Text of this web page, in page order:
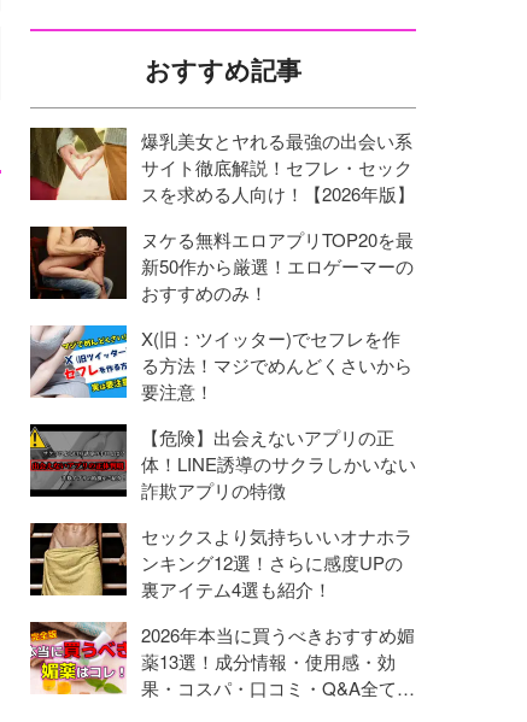
おすすめ記事
爆乳美女とヤれる最強の出会い系
サイト徹底解説！セフレ・セック
スを求める人向け！【2026年版】
ヌケる無料エロアプリTOP20を最
新50作から厳選！エロゲーマーの
おすすめのみ！
X(旧：ツイッター)でセフレを作
る方法！マジでめんどくさいから
要注意！
【危険】出会えないアプリの正
体！LINE誘導のサクラしかいない
詐欺アプリの特徴
セックスより気持ちいいオナホラ
ンキング12選！さらに感度UPの
裏アイテム4選も紹介！
2026年本当に買うべきおすすめ媚
薬13選！成分情報・使用感・効
果・コスパ・口コミ・Q&A全てを